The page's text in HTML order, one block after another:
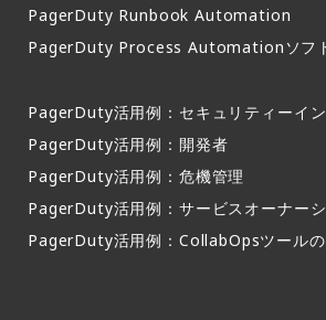
PagerDuty Runbook Automation
PagerDuty Process Automationソフ
PagerDuty活用例：セキュリティーイ
PagerDuty活用例：開発者
PagerDuty活用例：危機管理
PagerDuty活用例：サービスオーナー
PagerDuty活用例：CollabOpsツール